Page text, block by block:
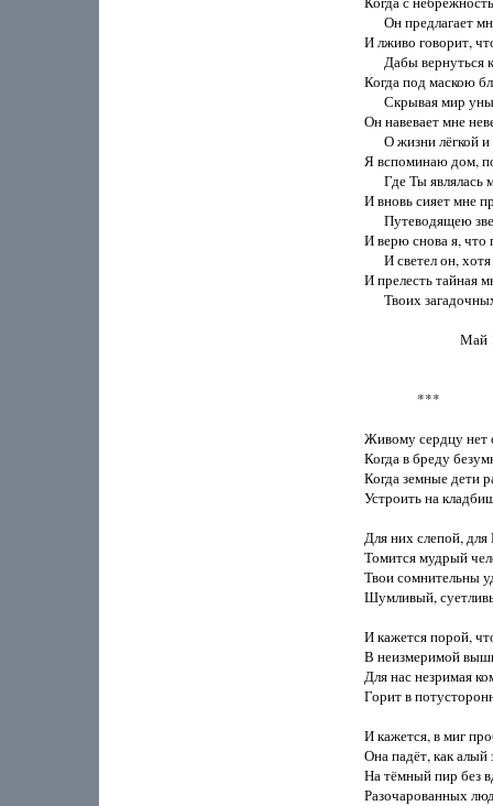
Он предлагает
И лживо говорит,
Дабы
Когда под маскою
Скрывая мир
Он навевает мне
О жизни лёгкой
Я вспоминаю дом,
Где Ты являлась
И вновь сияет мне
Путеводящею
И верю снова я, что
И светел он,
И прелесть тайная
Твоих
                ***
Живому сердцу нет
Когда в бреду
Когда земные дети
Устроить на
Для них слепой, для
Томится мудрый
Твои сомнительны
Шумливый,
И кажется порой,
В неизмеримой
Для нас незримая
Горит в
И кажется, в миг
Она падёт, как алый
На тёмный пир без
Разочарованных